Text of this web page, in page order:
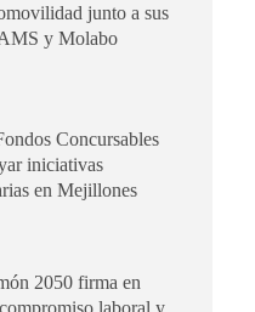
junto a sus
y Molabo
Concursables
iniciativas
en Mejillones
2050 firma en
laboral y